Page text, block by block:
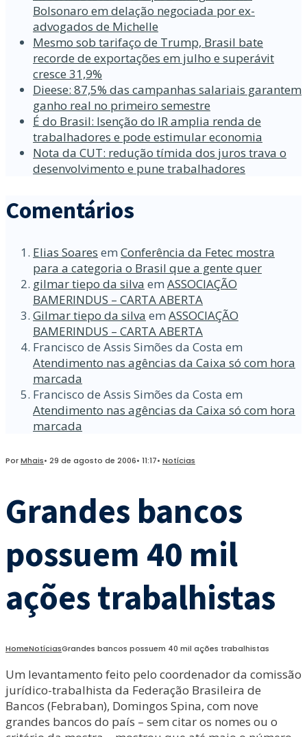
Bolsonaro em delação negociada por ex-
advogados de Michelle
Mesmo sob tarifaço de Trump, Brasil bate
recorde de exportações em julho e superávit
cresce 31,9%
Dieese: 87,5% das campanhas salariais garantem
ganho real no primeiro semestre
É do Brasil: Isenção do IR amplia renda de
trabalhadores e pode estimular economia
Nota da CUT: redução tímida dos juros trava o
desenvolvimento e pune trabalhadores
Comentários
Elias Soares em Conferência da Fetec mostra
para a categoria o Brasil que a gente quer
gilmar tiepo da silva em ASSOCIAÇÃO
BAMERINDUS – CARTA ABERTA
Gilmar tiepo da silva em ASSOCIAÇÃO
BAMERINDUS – CARTA ABERTA
Francisco de Assis Simões da Costa em
Atendimento nas agências da Caixa só com hora
marcada
Francisco de Assis Simões da Costa em
Atendimento nas agências da Caixa só com hora
marcada
PorMhais• 29 de agosto de 2006• 11:17• Notícias
Grandes bancos
possuem 40 mil
ações trabalhistas
HomeNotíciasGrandes bancos possuem 40 mil ações trabalhistas
Um levantamento feito pelo coordenador da comissão
jurídico-trabalhista da Federação Brasileira de
Bancos (Febraban), Domingos Spina, com nove
grandes bancos do país – sem citar os nomes ou o